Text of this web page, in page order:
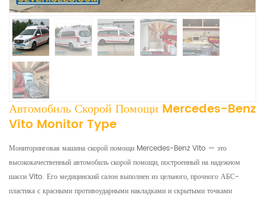
Автомобиль Скорой Помощи Mercedes-Benz
Vito Monitor Type
Мониторинговая машина скорой помощи Mercedes-Benz Vito — это
высококачественный автомобиль скорой помощи, построенный на надежном
шасси Vito. Его медицинский салон выполнен из цельного, прочного АБС-
пластика с красными противоударными накладками и скрытыми точками